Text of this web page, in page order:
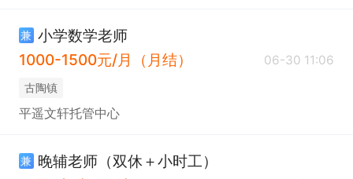
兼 小学数学老师
1000-1500元/月（月结）
06-30 11:06
古陶镇
平遥文轩托管中心
兼 晚辅老师（双休＋小时工）